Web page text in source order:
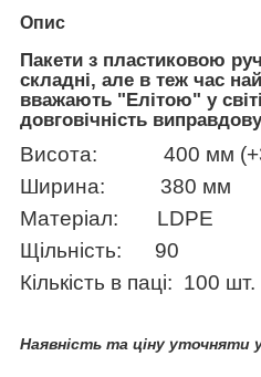
Опис
Пакети з пластиковою
складні, але в теж час
вважають "Елітою" у
довговічність
Висота:
400 мм
Ширина:
380 мм
Матеріал:
LDPE
Щільність:
90
Кількість в паці: 100 шт.
Наявність та ціну уточняти